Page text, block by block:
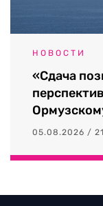
НОВОСТИ
«Сдача
05.08.2026 /